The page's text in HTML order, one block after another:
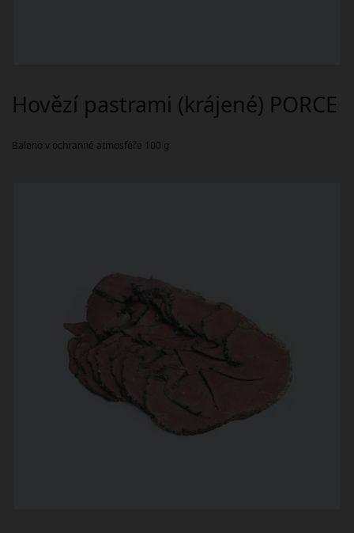
Baleno v ochranné atmosféře 100 g
Hovězí pastrami (krájené) PORCE